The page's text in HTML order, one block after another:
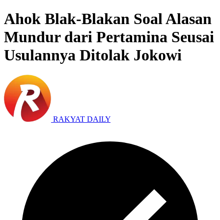
Ahok Blak-Blakan Soal Alasan
Mundur dari Pertamina Seusai
Usulannya Ditolak Jokowi
RAKYAT DAILY